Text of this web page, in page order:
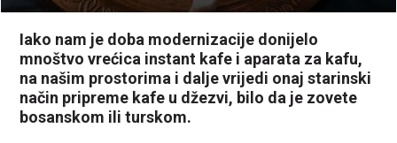
Iako nam je doba modernizacije donijelo
mnoštvo vrećica instant kafe i aparata za kafu,
na našim prostorima i dalje vrijedi onaj starinski
način pripreme kafe u džezvi, bilo da je zovete
bosanskom ili turskom.